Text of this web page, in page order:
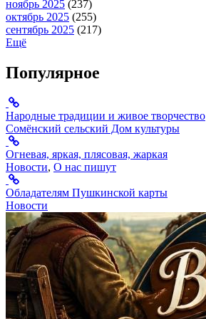
ноябрь 2025 (237)
октябрь 2025 (255)
сентябрь 2025 (217)
Ещё
Популярное
Народные традиции и живое творчество
Сомёнский сельский Дом культуры
Огневая, яркая, плясовая, жаркая
Новости, О нас пишут
Обладателям Пушкинской карты
Новости